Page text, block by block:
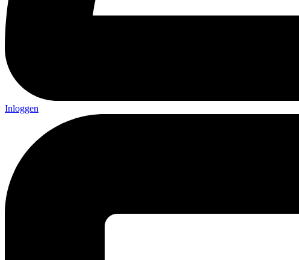
Inloggen